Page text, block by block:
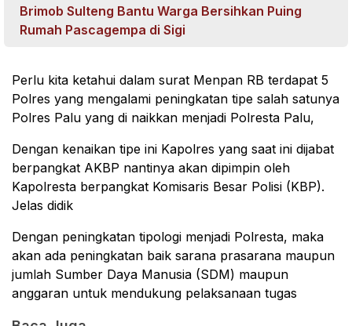
Brimob Sulteng Bantu Warga Bersihkan Puing
Rumah Pascagempa di Sigi
Perlu kita ketahui dalam surat Menpan RB terdapat 5
Polres yang mengalami peningkatan tipe salah satunya
Polres Palu yang di naikkan menjadi Polresta Palu,
Dengan kenaikan tipe ini Kapolres yang saat ini dijabat
berpangkat AKBP nantinya akan dipimpin oleh
Kapolresta berpangkat Komisaris Besar Polisi (KBP).
Jelas didik
Dengan peningkatan tipologi menjadi Polresta, maka
akan ada peningkatan baik sarana prasarana maupun
jumlah Sumber Daya Manusia (SDM) maupun
anggaran untuk mendukung pelaksanaan tugas